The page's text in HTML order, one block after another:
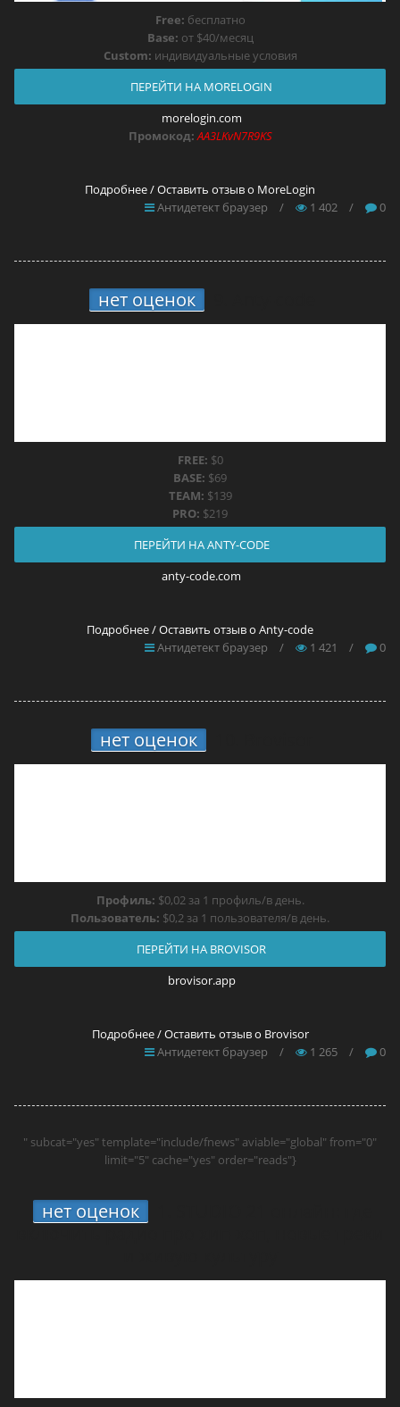
Free: бесплатно
Base: от $40/месяц
Custom: индивидуальные условия
ПЕРЕЙТИ НА MORELOGIN
morelogin.com
Промокод:AA3LKvN7R9KS
Подробнее / Оставить отзыв о MoreLogin
Антидетект браузер
/ 1 402 / 0
нет оценок
FREE: $0
BASE: $69
TEAM: $139
PRO: $219
ПЕРЕЙТИ НА ANTY-CODE
anty-code.com
Подробнее / Оставить отзыв о Anty-code
Антидетект браузер
/ 1 421 / 0
нет оценок
Профиль: $0,02 за 1 профиль/в день.
Пользователь: $0,2 за 1 пользователя/в день.
ПЕРЕЙТИ НА BROVISOR
brovisor.app
Подробнее / Оставить отзыв о Brovisor
Антидетект браузер
/ 1 265 / 0
" subcat="yes" template="include/fnews" aviable="global" from="0"
limit="5" cache="yes" order="reads"}
нет оценок